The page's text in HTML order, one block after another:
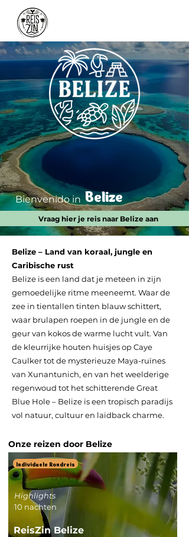
Bienvenido in Belize
Vraag hier je reis naar Belize aan
Belize – Land van koraal, jungle en
Caribische rust
Belize is een land dat je meteen in zijn
gemoedelijke ritme meeneemt. Waar de
zee in tientallen tinten blauw schittert,
waar brulapen roepen in de jungle en de
geur van kokos de warme lucht vult. Van
de kleurrijke houten huisjes op Caye
Caulker tot de mysterieuze Maya-ruïnes
van Xunantunich, en van het weelderige
regenwoud tot het schitterende Great
Blue Hole – Belize is een tropisch paradijs
vol natuur, cultuur en laidback charme.
Onze reizen door Belize
Highlights
10 nachten
ReisZin Belize
Individuele Rondreis